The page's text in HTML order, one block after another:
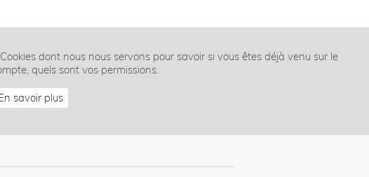
dont nous nous servons pour savoir si vous êtes déjà venu sur le
quels sont vos permissions.
savoir plus